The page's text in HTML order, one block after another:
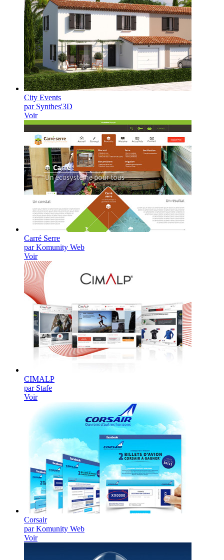
City Events
par Synthes'3D
Voir
Carré Serre
par Komunity Web
Voir
CIMALP
par Stafe
Voir
Corsair
par Komunity Web
Voir